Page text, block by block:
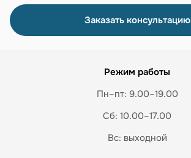
Заказать консультацию
Режим работы
Пн–пт: 9.00–19.00
Сб: 10.00–17.00
Вс: выходной